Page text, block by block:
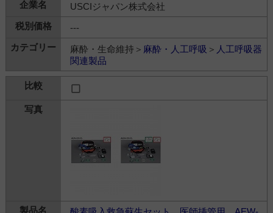
USCIジャパン株式会社
---
麻酔・生命維持＞ 麻酔・人工呼吸 ＞ 人工呼吸器
関連製品